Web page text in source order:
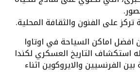
على الفنون والثقافة المحلية.
اماكن السياحة في اوتاوا
استكشاف التاريخ العسكري لكندا
الفرنسيين والايروكوين اثناء